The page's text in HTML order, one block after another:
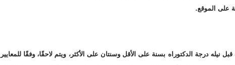
على الموقع.
درجة الدكتوراه بسنة على الأقل وسنتان على الأكثر، ويتم لاحقًا، وفقًا للمعايير